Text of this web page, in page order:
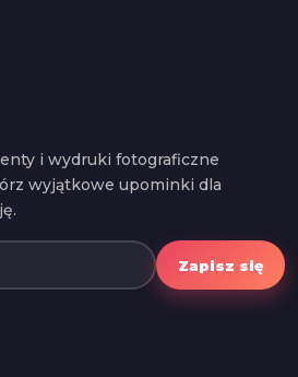
i wydruki fotograficzne
wyjątkowe upominki dla
Zapisz się